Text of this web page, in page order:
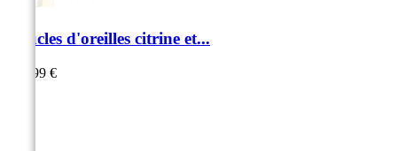
Boucles d'oreilles citrine et...
599,99 €